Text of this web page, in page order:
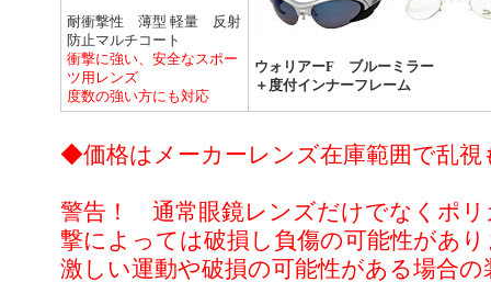
耐衝撃性 薄型 軽量 反射
防止マルチコート
衝撃に強い、安全なスポー
ツ用レンズ
度数の強い方にも対応
ウォリアーF ブルーミラー
＋度付インナーフレーム
◆価格はメーカーレンズ在庫範囲で乱視
警告！ 通常眼鏡レンズだけでなくポ
撃によっては破損し負傷の可能性があ
激しい運動や破損の可能性がある場合